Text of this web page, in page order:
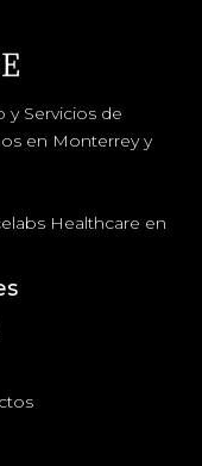
Servicios de
en Monterrey y
Healthcare en